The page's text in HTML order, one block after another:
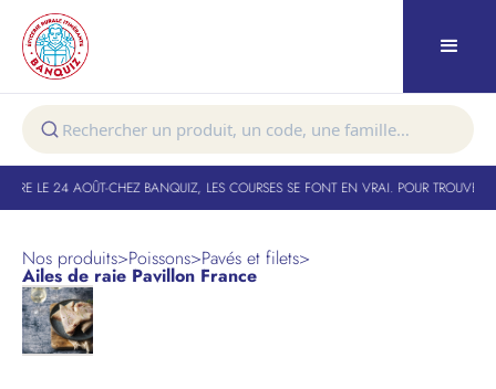
LE 24 AOÛT-CHEZ BANQUIZ, LES COURSES SE FONT EN VRAI. POUR TROUVER
Nos produits>Poissons>Pavés et filets>
Ailes de raie Pavillon France